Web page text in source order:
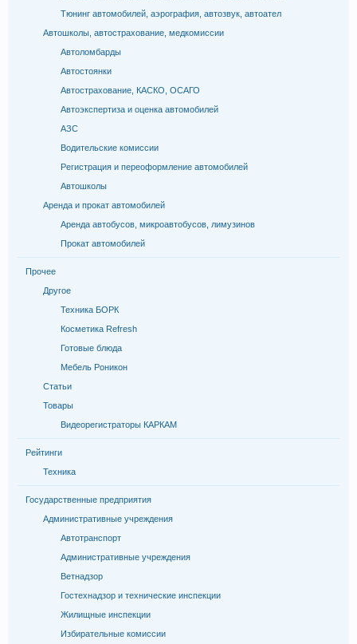
Тюнинг автомобилей, аэрография, автозвук, автоател
Автошколы, автострахование, медкомиссии
Автоломбарды
Автостоянки
Автострахование, КАСКО, ОСАГО
Автоэкспертиза и оценка автомобилей
АЗС
Водительские комиссии
Регистрация и переоформление автомобилей
Автошколы
Аренда и прокат автомобилей
Аренда автобусов, микроавтобусов, лимузинов
Прокат автомобилей
Прочее
Другое
Техника БОРК
Косметика Refresh
Готовые блюда
Мебель Роникон
Статьи
Товары
Видеорегистраторы КАРКАМ
Рейтинги
Техника
Государственные предприятия
Административные учреждения
Автотранспорт
Административные учреждения
Ветнадзор
Гостехнадзор и технические инспекции
Жилищные инспекции
Избирательные комиссии